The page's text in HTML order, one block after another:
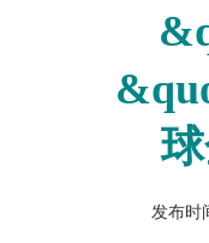
发布时